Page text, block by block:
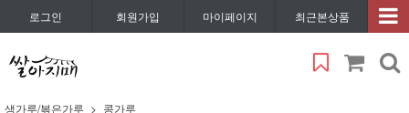
로그인 회원가입 마이페이지 최근본상품
생가루/볶은가루 콩가루